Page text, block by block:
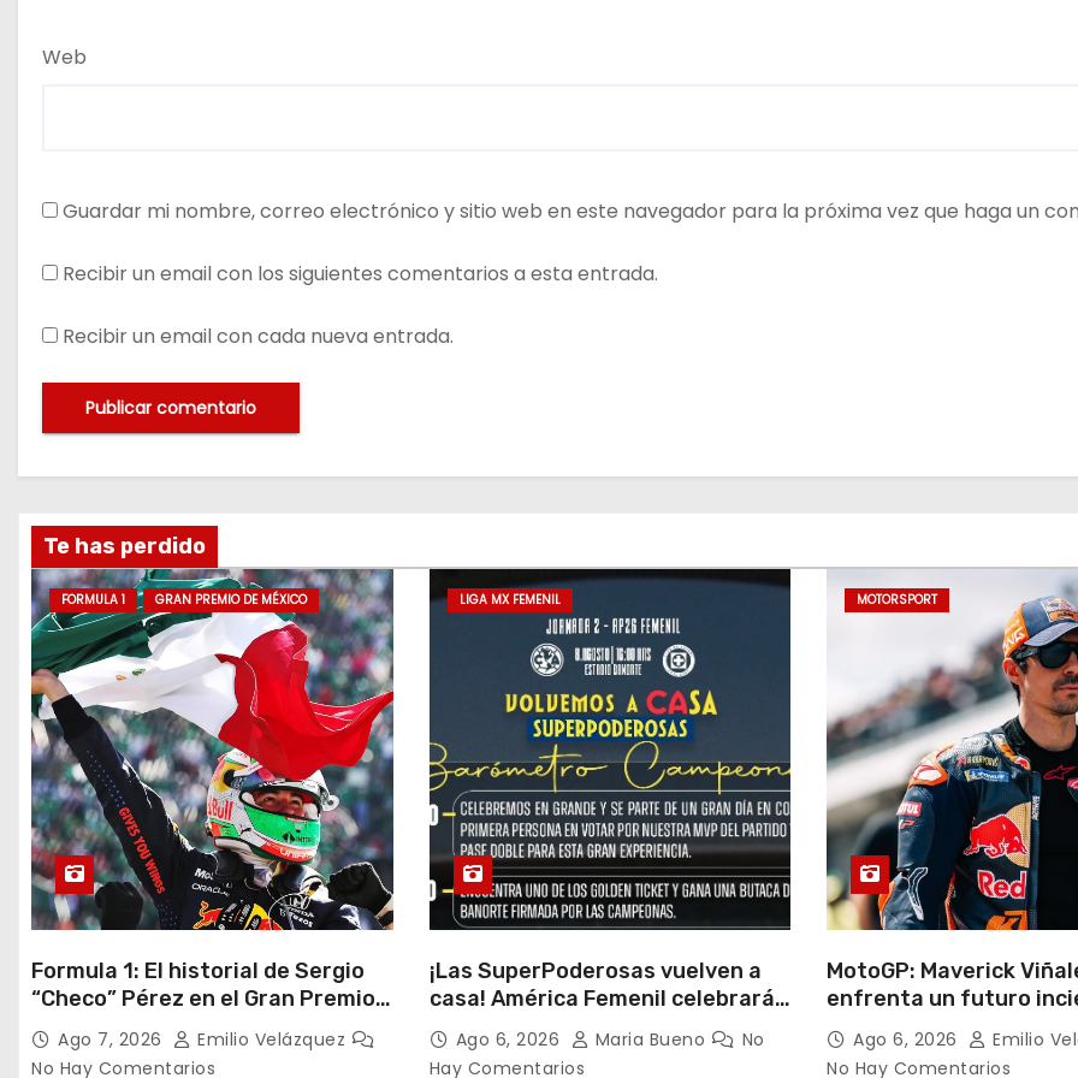
Web
Guardar mi nombre, correo electrónico y sitio web en este navegador para la próxima vez que haga un
Recibir un email con los siguientes comentarios a esta entrada.
Recibir un email con cada nueva entrada.
Te has perdido
FORMULA 1 GRAN PREMIO DE MÉXICO
Formula 1: El historial de Sergio
“Checo” Pérez en el Gran Premio
de México
Ago 7, 2026
Emilio Velázquez
No Hay Comentarios
LIGA MX FEMENIL
¡Las SuperPoderosas vuelven a
casa! América Femenil celebrará
su histórico triplete con una
auténtica fiesta ante Cruz Azul
Ago 6, 2026 Maria Bueno
No
Hay Comentarios
MOTORSPORT
MotoGP: Maverick
enfrenta un futuro
resultados
Ago 6, 2026
Emilio
No Hay Comentarios